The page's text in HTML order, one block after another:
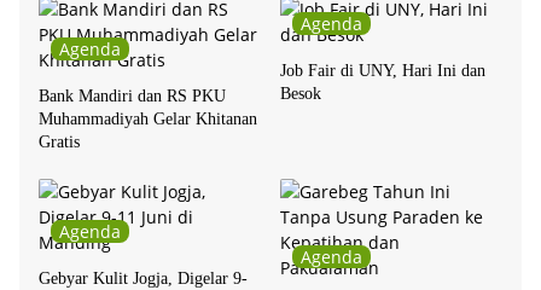
Agenda
Bank Mandiri dan RS PKU
Muhammadiyah Gelar Khitanan
Gratis
Agenda
Job Fair di UNY, Hari Ini dan
Besok
Agenda
Gebyar Kulit Jogja, Digelar 9-
Agenda